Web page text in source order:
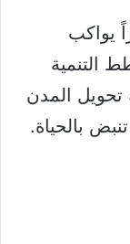
يواكب
التنمية
تحويل المدن
بالحياة.